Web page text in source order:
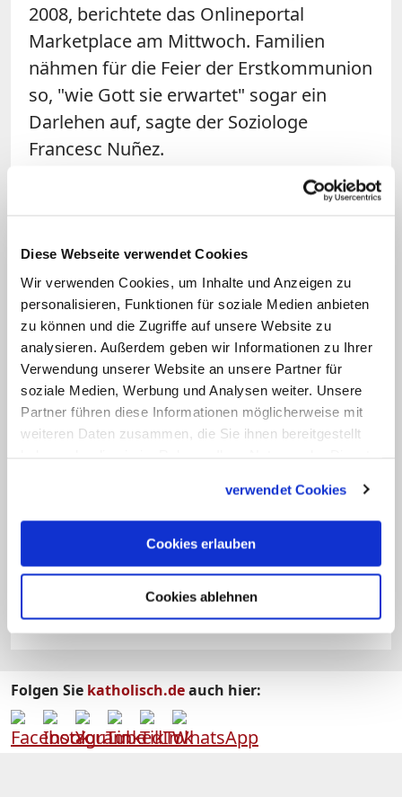
Diese Webseite verwendet Cookies
Wir verwenden Cookies, um Inhalte und Anzeigen zu
personalisieren, Funktionen für soziale Medien anbieten
zu können und die Zugriffe auf unsere Website zu
analysieren. Außerdem geben wir Informationen zu Ihrer
Verwendung unserer Website an unsere Partner für
soziale Medien, Werbung und Analysen weiter. Unsere
Partner führen diese Informationen möglicherweise mit
weiteren Daten zusammen, die Sie ihnen bereitgestellt
verwendet Cookies
Cookies erlauben
Cookies ablehnen
2008, berichtete das Onlineportal
Marketplace am Mittwoch. Familien
nähmen für die Feier der Erstkommunion
so, "wie Gott sie erwartet" sogar ein
Darlehen auf, sagte der Soziologe
Francesc Nuñez.
Obwohl die Arbeitslosenquote in Spanien
Familien nicht auf eine opulente
Erstkommunionfeier verzichten. 2014
lagen die Gesamtausgaben für die
Erstkommunion laut Marketplace bei 600
Millionen Euro. Pro Gast lägen die Kosten
bei 40 bis 150 Euro, so Nuñez. Hinzu
kommt die Kleidung, die nach Angaben
eines Modegeschäfts mindestens 500
Schlagworte:
#Brauchtum#Gesellschaft#Glaube#Spanien
Folgen Sie katholisch.deauch hier: